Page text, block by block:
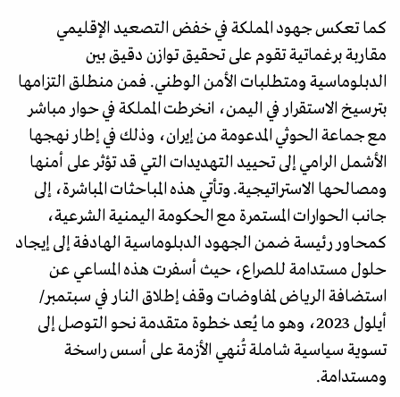
كما تعكس جهود المملكة في خفض التصعيد الإقليمي
مقاربة برغماتية تقوم على تحقيق توازن دقيق بين
الدبلوماسية ومتطلبات الأمن الوطني. فمن منطلق التزامها
بترسيخ الاستقرار في اليمن، انخرطت المملكة في حوار مباشر
مع جماعة الحوثي المدعومة من إيران، وذلك في إطار نهجها
الأشمل الرامي إلى تحييد التهديدات التي قد تؤثر على أمنها
ومصالحها الاستراتيجية. وتأتي هذه المباحثات المباشرة، إلى
جانب الحوارات المستمرة مع الحكومة اليمنية الشرعية،
كمحاور رئيسة ضمن الجهود الدبلوماسية الهادفة إلى إيجاد
حلول مستدامة للصراع، حيث أسفرت هذه المساعي عن
استضافة الرياض لمفاوضات وقف إطلاق النار في سبتمبر/
أيلول 2023، وهو ما يُعد خطوة متقدمة نحو التوصل إلى
تسوية سياسية شاملة تُنهي الأزمة على أسس راسخة
ومستدامة.